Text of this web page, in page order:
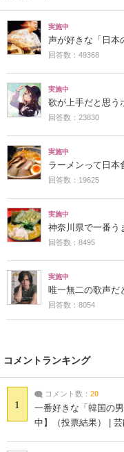
実施中
声が好きな「日本
回答数：49368
実施中
歌が上手だと思う
回答数：23830
実施中
ラーメンって日本
回答数：19625
実施中
神奈川県で一番う
回答数：8495
実施中
唯一無二の歌声だ
回答数：8054
コメントランキング
1
コメント数： 20
一番好きな「韓国の
中】（投票結果） |